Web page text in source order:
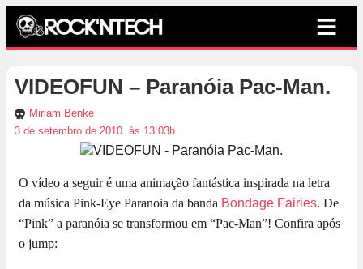
VIDEOFUN – Paranóia Pac-Man.
Miriam Benke
3 de setembro de 2010, às 13:03h
O vídeo a seguir é uma animação fantástica inspirada na letra
da música Pink-Eye Paranoia da banda Bondage Fairies. De
“Pink” a paranóia se transformou em “Pac-Man”! Confira após
o jump: